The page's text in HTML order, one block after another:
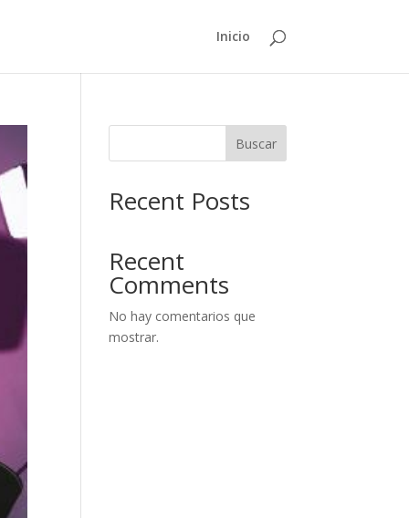
Inicio
Buscar
Recent Posts
Recent
Comments
No hay comentarios que
mostrar.